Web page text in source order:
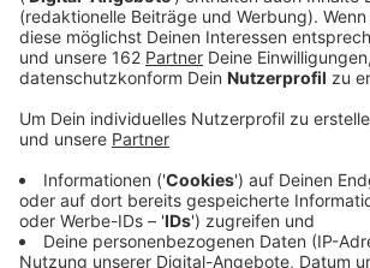
Anzeige
Auch der Kreis Wesel profitiert von der
Sanierungsoffensive des Landes für
Moers, Voerde, Xanten und Rheinberg.
geht es um insgesamt rund 500
werden auch 60 Millionen aus dem